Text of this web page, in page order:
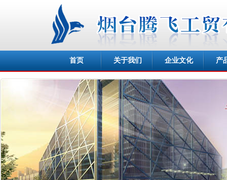
首页 关于我们 企业文化 产